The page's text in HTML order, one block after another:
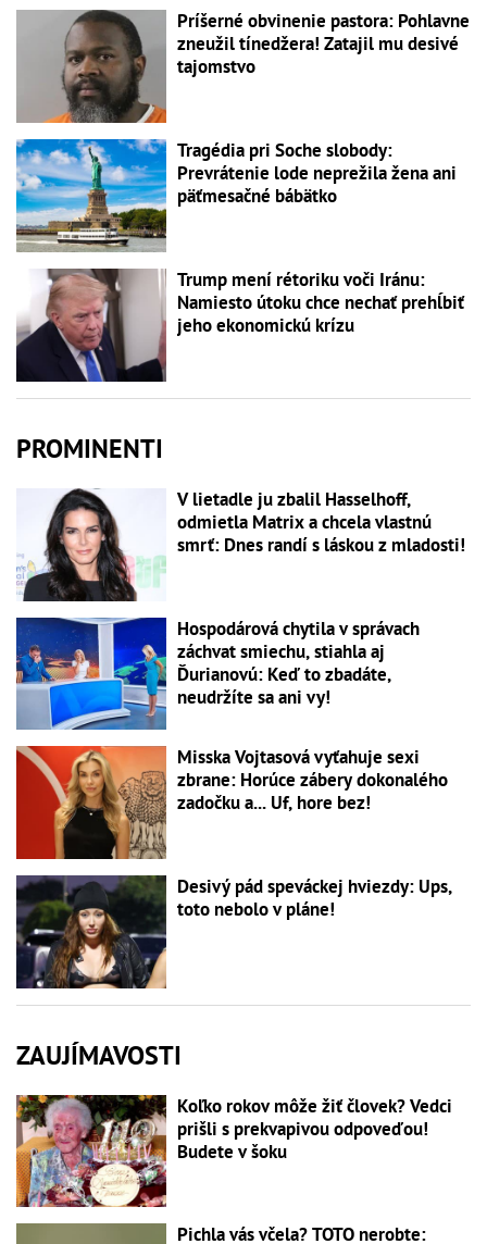
Príšerné obvinenie pastora: Pohlavne
zneužil tínedžera! Zatajil mu desivé
tajomstvo
Tragédia pri Soche slobody:
Prevrátenie lode neprežila žena ani
päťmesačné bábätko
Trump mení rétoriku voči Iránu:
Namiesto útoku chce nechať prehĺbiť
jeho ekonomickú krízu
PROMINENTI
V lietadle ju zbalil Hasselhoff,
odmietla Matrix a chcela vlastnú
smrť: Dnes randí s láskou z mladosti!
Hospodárová chytila v správach
záchvat smiechu, stiahla aj
Ďurianovú: Keď to zbadáte,
neudržíte sa ani vy!
Misska Vojtasová vyťahuje sexi
zbrane: Horúce zábery dokonalého
zadočku a... Uf, hore bez!
Desivý pád speváckej hviezdy: Ups,
toto nebolo v pláne!
ZAUJÍMAVOSTI
Koľko rokov môže žiť človek? Vedci
prišli s prekvapivou odpoveďou!
Budete v šoku
Pichla vás včela? TOTO nerobte: